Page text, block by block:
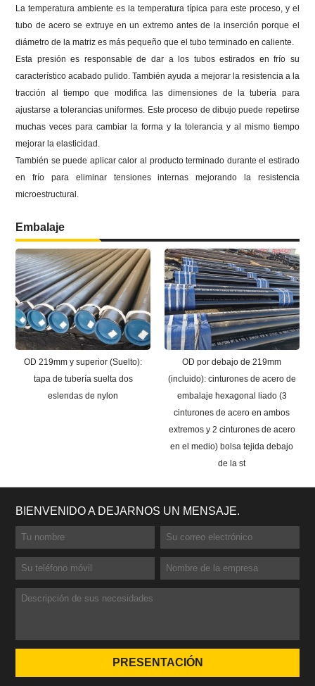
La temperatura ambiente es la temperatura típica para este proceso, y el
tubo de acero se extruye en un extremo antes de la inserción porque el
diámetro de la matriz es más pequeño que el tubo terminado en caliente.
Esta presión es responsable de dar a los tubos estirados en frío su
característico acabado pulido.También ayuda a mejorar la resistencia a la
tracción al tiempo que modifica las dimensiones de la tubería para
ajustarse a tolerancias uniformes. Este proceso de dibujo puede repetirse
muchas veces para cambiar la forma y la tolerancia y al mismo tiempo
mejorar la elasticidad.
También se puede aplicar calor al producto terminado durante el estirado
en frío para eliminar tensiones internas mejorando la resistencia
microestructural.
Embalaje
OD 219mm y superior (Suelto):
tapa de tubería suelta dos
eslendas de nylon
OD por debajo de 219mm
(incluido): cinturones de acero de
embalaje hexagonal liado (3
cinturones de acero en ambos
extremos y 2 cinturones de acero
en el medio) bolsa tejida debajo
de la st
BIENVENIDO A DEJARNOS UN MENSAJE.